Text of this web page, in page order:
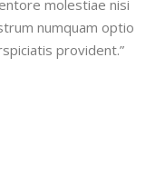
molestiae nisi
numquam optio
provident.”